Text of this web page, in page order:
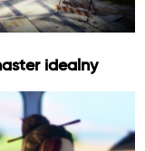
idealny